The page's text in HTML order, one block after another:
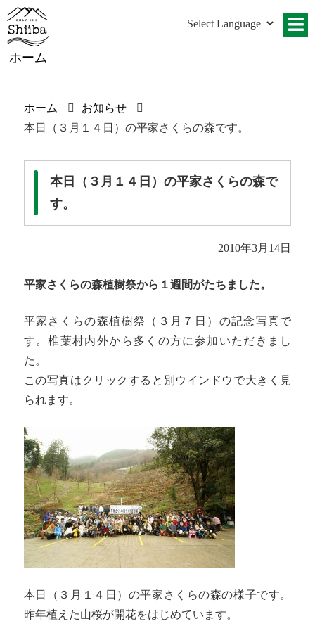
ホーム
ホーム
お知らせ
本日（３月１４日）の平家さくらの森です。
本日（３月１４日）の平家さくらの森で
す。
2010年3月14日
平家さくらの森植樹祭から１週間がたちました。
平家さくらの森植樹祭（３月７日）の記念写真で
す。椎葉村内外から多くの方に参加いただきまし
た。
この写真はクリックすると別ウインドウで大きく見
られます。
本日（３月１４日）の平家さくらの森の様子です。
昨年植えた山桜が開花をはじめています。